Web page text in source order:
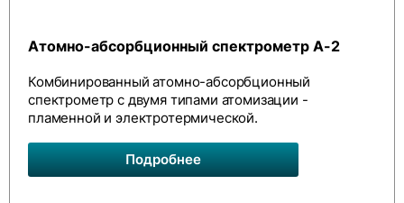
Атомно-абсорбционный спектрометр А-2
Комбинированный атомно-абсорбционный
спектрометр с двумя типами атомизации -
пламенной и электротермической.
Подробнее